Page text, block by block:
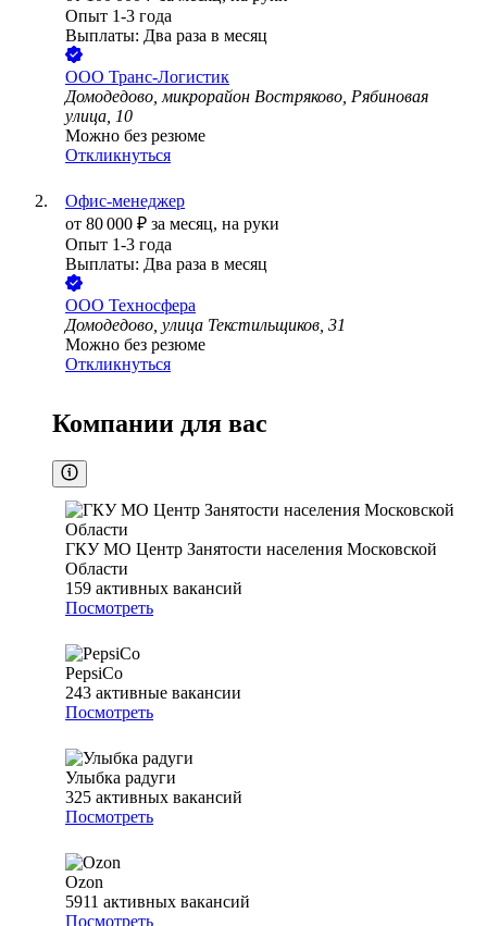
Опыт 1-3 года
Выплаты: Два раза в месяц
ООО Транс-Логистик
Домодедово, микрорайон Востряково, Рябиновая
улица, 10
Можно без резюме
Откликнуться
Офис-менеджер
от 80 000 ₽ за месяц, на руки
Опыт 1-3 года
Выплаты: Два раза в месяц
ООО Техносфера
Домодедово, улица Текстильщиков, 31
Можно без резюме
Откликнуться
Компании для вас
ГКУ МО Центр Занятости населения Московской
Области
159 активных вакансий
Посмотреть
PepsiCo
243 активные вакансии
Посмотреть
Улыбка радуги
325 активных вакансий
Посмотреть
Ozon
5911 активных вакансий
Посмотреть